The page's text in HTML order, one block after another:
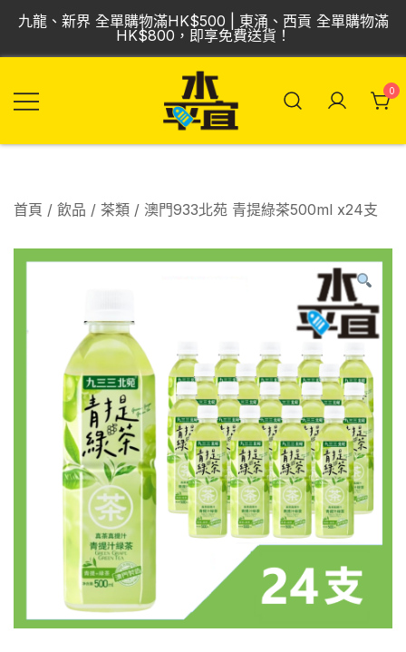
Skip
content
九龍、新界 全單購物滿HK$500 | 東涌、西貢 全單購物滿
HK$800，即享免費送貨！
酒、食品
0
首頁 / 飲品 / 茶類 / 澳門933北苑 青提綠茶500ml x24支